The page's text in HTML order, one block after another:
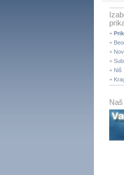
+
+
+
+
+ Niš
+